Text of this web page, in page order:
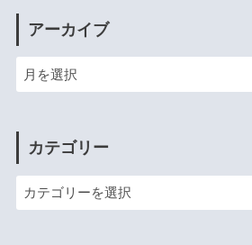
アーカイブ
カテゴリー